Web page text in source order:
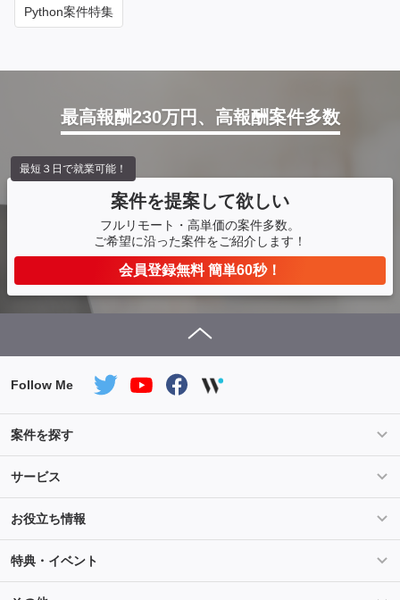
Python案件特集
最高報酬230万円、高報酬案件多数
案件を提案して欲しい
フルリモート・高単価の案件多数。
ご希望に沿った案件をご紹介します！
会員登録無料 簡単60秒！
最短３日で就業可能！
Follow Me
案件を探す
条件を指定して案件を探す
Salesforce案件特集 AWS案件特集
サービス
サービス紹介
ご登録から参画までの流れ フリーランスの声
お役立ち情報
ライフ
キャリア スキル・テクノロジー
特典・イベント
セミナー